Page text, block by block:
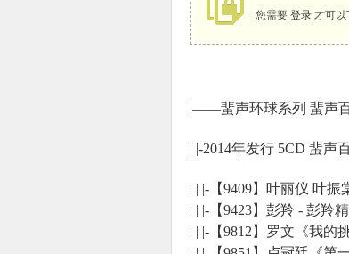
您需要 登录 才可以
|——蜚声环球系列 蜚声百
| |-2014年发行 5CD 蜚声
| | |-【9409】叶丽仪 叶
| | |-【9423】彭羚 - 彭羚
| | |-【9812】罗文《我的